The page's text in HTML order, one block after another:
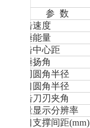
参 数
冲击速度
摆锤能量
打击中心距
摆锤扬角
刀刃圆角半径
钳口圆角半径
冲击刀刃夹角
能量显示分辨率
钳口支撑间距(mm)